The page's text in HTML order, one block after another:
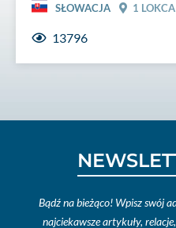
SŁOWACJA 1 LOKCA
13796
Bądź na bieżąco! Wpisz swój
najciekawsze artykuły,